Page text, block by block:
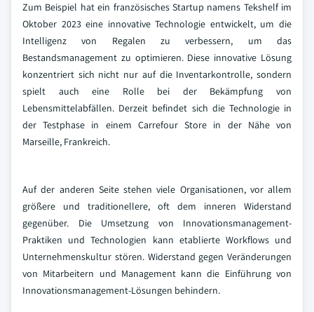
Zum Beispiel hat ein französisches Startup namens Tekshelf im
Oktober 2023 eine innovative Technologie entwickelt, um die
Intelligenz von Regalen zu verbessern, um das
Bestandsmanagement zu optimieren. Diese innovative Lösung
konzentriert sich nicht nur auf die Inventarkontrolle, sondern
spielt auch eine Rolle bei der Bekämpfung von
Lebensmittelabfällen. Derzeit befindet sich die Technologie in
der Testphase in einem Carrefour Store in der Nähe von
Marseille, Frankreich.
Auf der anderen Seite stehen viele Organisationen, vor allem
größere und traditionellere, oft dem inneren Widerstand
gegenüber. Die Umsetzung von Innovationsmanagement-
Praktiken und Technologien kann etablierte Workflows und
Unternehmenskultur stören. Widerstand gegen Veränderungen
von Mitarbeitern und Management kann die Einführung von
Innovationsmanagement-Lösungen behindern.